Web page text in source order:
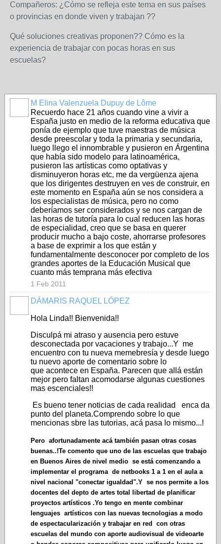
Compañeros: ¿Cómo se refleja este tema en sus países
o provincias en donde viven y trabajan ??
Qué soluciones creativas proponen?? Cómo es la
experiencia de trabajar con pocas horas en sus
escuelas?
M Elina Valenzuela Dupuy de Lôme
Recuerdo hace 21 años cuando vine a vivir a
España justo en medio de la reforma educativa que
ponía de ejemplo que tuve maestras de música
desde preescolar y toda la primaria y secundaria,
luego llego el innombrable y pusieron en Árgentina
que había sido modelo para latinoamérica,
pusieron las artísticas como optativas y
disminuyeron horas etc, me da vergüenza ajena
que los dirigentes destruyen en ves de construir, en
este momento en España aún se nos considera a
los especialistas de música, pero no como
deberíamos ser considerados y se nos cargan de
las horas de tutoría para lo cual reducen las horas
de especialidad, creo que se basa en querer
producir mucho a bajo coste, ahorrarse profesores
a base de exprimir a los que están y
fundamentalmente desconocer por completo de los
grandes aportes de la Educación Musical que
cuanto más temprana más efectiva
1 Feb 2011
DÁMARIS RAQUEL LÓPEZ
Hola Linda!! Bienvenida!!
Disculpá mi atraso y ausencia pero estuve
desconectada por vacaciones y trabajo...Y me
encuentro con tu nueva memebresía y desde luego
tu nuevo aporte de comentario sobre lo
que acontece en España. Parecen que allá están
mejor pero faltan acomodarse algunas cuestiones
mas escenciales!!
Es bueno tener noticias de cada realidad enca da
punto del planeta.Comprendo sobre lo que
mencionas sbre las tutorias, acá pasa lo mismo...!
Pero afortunadamente acá también pasan otras cosas
buenas..!Te comento que uno de las escuelas que trabajo
en Buenos Aires de nivel medio se está comenzando a
implementar el programa de netbooks 1 a 1 en el aula a
nivel nacional "conectar igualdad".Y se nos permite a los
docentes del depto de artes total libertad de planificar
proyectos artísticos .Yo tengo en mente combinar
lenguajes artísticos con las nuevas tecnologias a modo
de espectacularización y trabajar en red con otras
escuelas del mundo con aporte audiovisual de videoarte